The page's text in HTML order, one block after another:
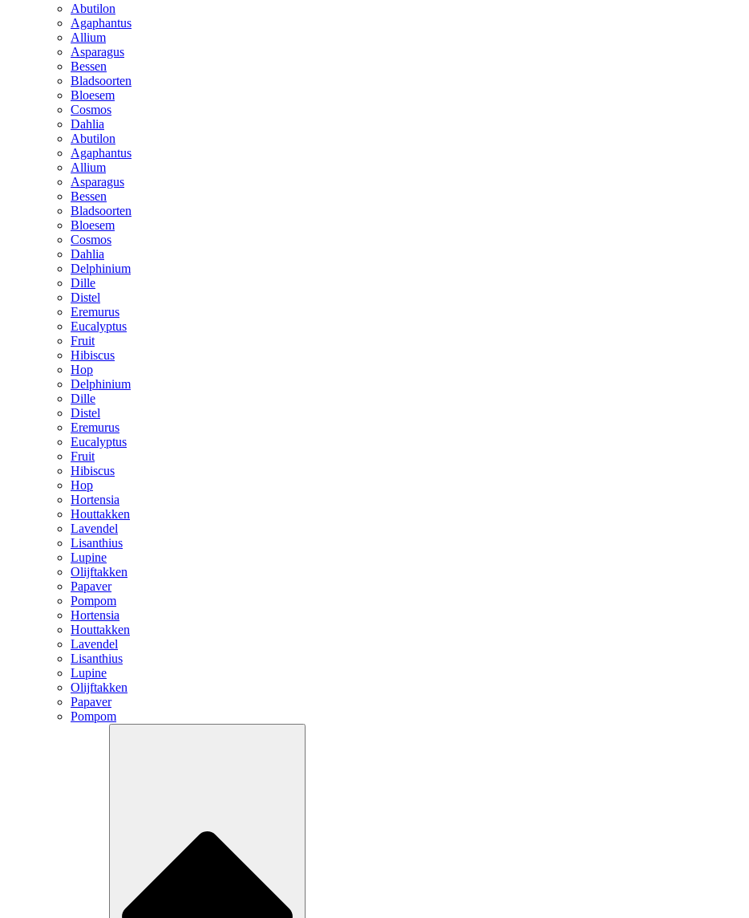
Abutilon
Agaphantus
Allium
Asparagus
Bessen
Bladsoorten
Bloesem
Cosmos
Dahlia
Abutilon
Agaphantus
Allium
Asparagus
Bessen
Bladsoorten
Bloesem
Cosmos
Dahlia
Delphinium
Dille
Distel
Eremurus
Eucalyptus
Fruit
Hibiscus
Hop
Delphinium
Dille
Distel
Eremurus
Eucalyptus
Fruit
Hibiscus
Hop
Hortensia
Houttakken
Lavendel
Lisanthius
Lupine
Olijftakken
Papaver
Pompom
Hortensia
Houttakken
Lavendel
Lisanthius
Lupine
Olijftakken
Papaver
Pompom